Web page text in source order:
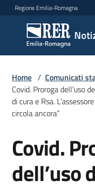
Vai al contenuto
Vai alla navigazione
Vai al footer
Regione Emilia-Romagna
Notizie
Comunicati
stampa
Menu selezionato
Cerca
comunicato
Risorse
Home / Comunicati
Covid. Proroga dell’uso
di cura e Rsa.
circola ancora”
Salta al contenuto
Covid.
dell’uso